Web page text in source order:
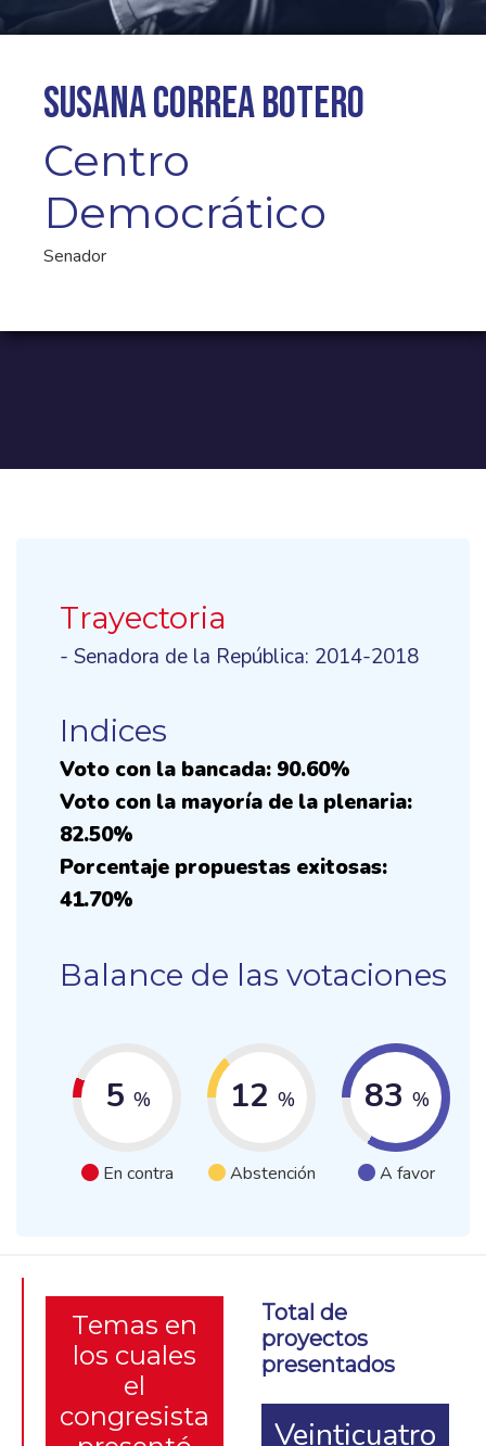
Susana Correa Botero
Centro
Democrático
Senador
Trayectoria
- Senadora de la República: 2014-2018
Indices
Voto con la bancada: 90.60%
Voto con la mayoría de la plenaria:
82.50%
Porcentaje propuestas exitosas:
41.70%
Balance de las votaciones
5 %
En contra
12 %
Abstención
83 %
A favor
Temas en
los cuales
el
congresista
Total de
proyectos
presentados
Veinticuatro